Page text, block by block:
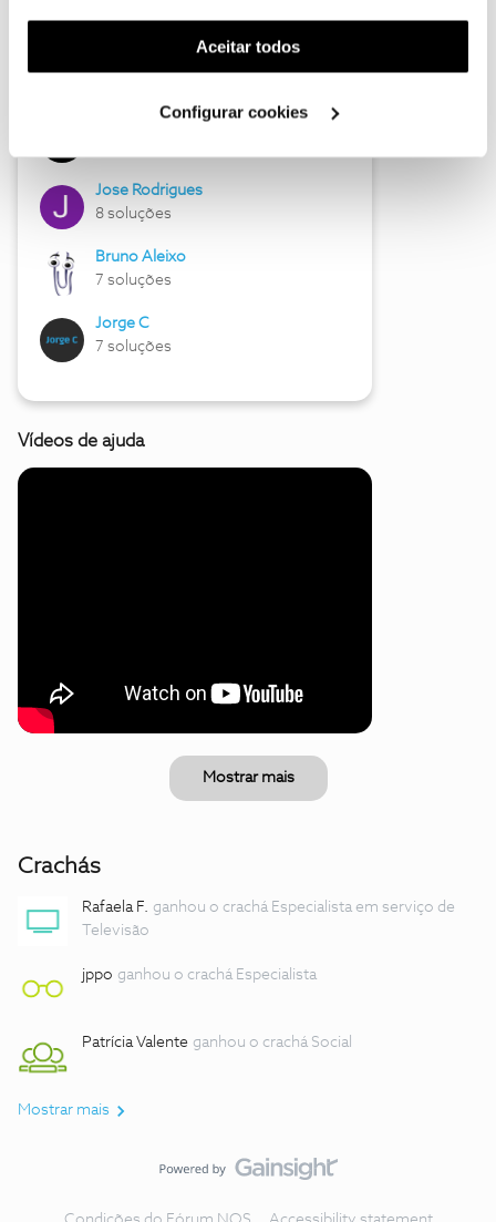
funcionalidade) e adaptar anúncios aos seus interesses
(cookies de publicidade personalizada). Pode gerir a
utilização dos cookies clicando em "Configurar
Aceitar todos
Configurar cookies
Hall of Fame de junho
Jose Rodrigues
8 soluções
Bruno Aleixo
7 soluções
Jorge C
7 soluções
Vídeos de ajuda
Mostrar mais
Crachás
Rafaela F. ganhou o crachá Especialista em serviço de
Televisão
jppo ganhou o crachá Especialista
Patrícia Valente ganhou o crachá Social
Mostrar mais